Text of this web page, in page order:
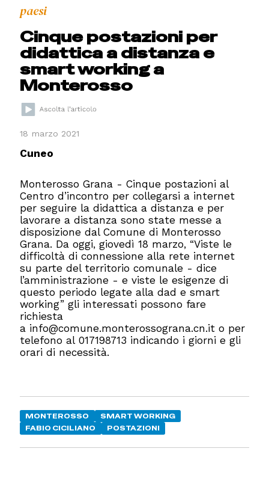
paesi
Cinque postazioni per
didattica a distanza e
smart working a
Monterosso
18 marzo 2021
Cuneo
Monterosso Grana - Cinque postazioni al
Centro d’incontro per collegarsi a internet
per seguire la didattica a distanza e per
lavorare a distanza sono state messe a
disposizione dal Comune di Monterosso
Grana. Da oggi, giovedì 18 marzo, “Viste le
difficoltà di connessione alla rete internet
su parte del territorio comunale - dice
l’amministrazione - e viste le esigenze di
questo periodo legate alla dad e smart
working” gli interessati possono fare
richiesta
a info@comune.monterossograna.cn.it o per
telefono al017198713 indicando i giorni e gli
orari di necessità.
MONTEROSSO
SMART WORKING
FABIO CICILIANO
POSTAZIONI